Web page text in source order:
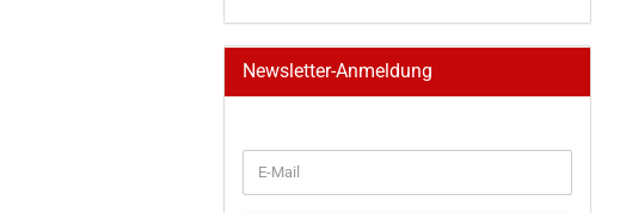
Newsletter-Anmeldung
ZUR
NEWSLETTER-
E-
Mail